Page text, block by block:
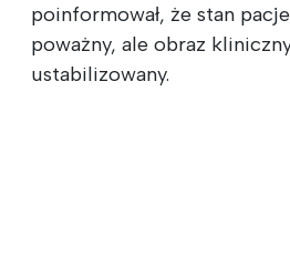
poinformował, że stan
poważny, ale obraz
ustabilizowany.